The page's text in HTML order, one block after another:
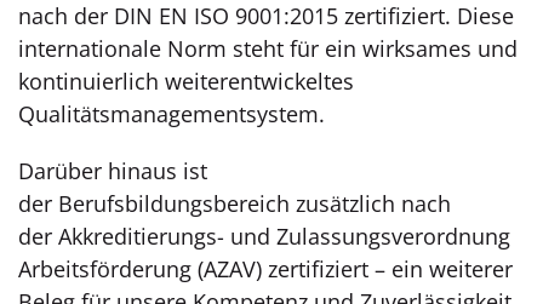
nach der DIN EN ISO 9001:2015 zertifiziert. Diese
internationale Norm steht für ein wirksames und
kontinuierlich weiterentwickeltes
Qualitätsmanagementsystem.
Darüber hinaus ist
der Berufsbildungsbereich zusätzlich nach
der Akkreditierungs- und Zulassungsverordnung
Arbeitsförderung (AZAV) zertifiziert – ein weiterer